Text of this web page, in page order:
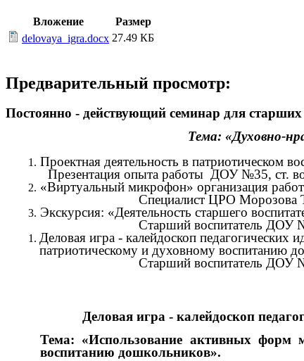
Вложение
Размер
delovaya_igra.docx 27.49 КБ
Предварительный просмотр:
Постоянно - действующий семинар для старших
Тема: «Духовно-
Проектная деятельность в патриотическом
Презентация опыта работы ДОУ №35, ст.
«Виртуальный микрофон» организация
Специалист ЦРО
Экскурсия: «Деятельность старшего
Старший воспитатель ДОУ
Деловая игра - калейдоскоп
патриотическому и духовному воспитанию
Старший воспитатель ДОУ №52
Деловая игра - калейдоскоп
Тема: «Использование активных форм
воспитанию дошкольников».